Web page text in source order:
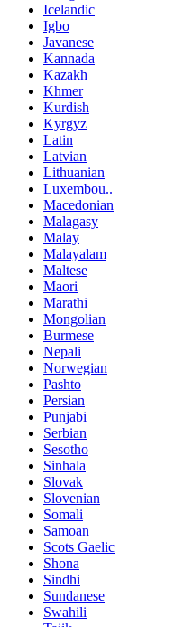
Icelandic
Igbo
Javanese
Kannada
Kazakh
Khmer
Kurdish
Kyrgyz
Latin
Latvian
Lithuanian
Luxembou..
Macedonian
Malagasy
Malay
Malayalam
Maltese
Maori
Marathi
Mongolian
Burmese
Nepali
Norwegian
Pashto
Persian
Punjabi
Serbian
Sesotho
Sinhala
Slovak
Slovenian
Somali
Samoan
Scots Gaelic
Shona
Sindhi
Sundanese
Swahili